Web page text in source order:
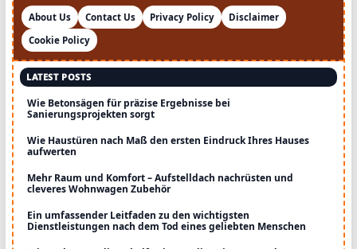
About Us Contact Us Privacy Policy
Disclaimer
Cookie Policy
LATEST POSTS
Wie Betonsägen für präzise Ergebnisse bei
Sanierungsprojekten sorgt
Wie Haustüren nach Maß den ersten Eindruck Ihres Hauses
aufwerten
Mehr Raum und Komfort – Aufstelldach nachrüsten und
cleveres Wohnwagen Zubehör
Ein umfassender Leitfaden zu den wichtigsten
Dienstleistungen nach dem Tod eines geliebten Menschen